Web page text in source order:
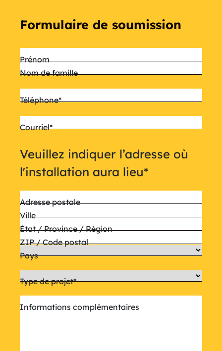
Formulaire de soumission
Nom*
Prénom
Nom de famille
Téléphone*
Courriel*
Veuillez indiquer l’adresse où
l'installation aura lieu*
Adresse postale
Ville
État / Province / Région
ZIP / Code postal
Pays
Type de projet*
Informations complémentaires